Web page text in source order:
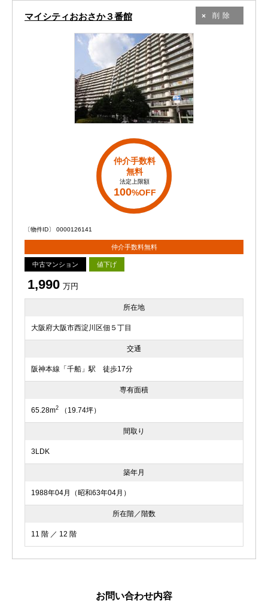
マイシティおおさか３番館 削除
仲介手数料
無料
法定上限額
100%OFF
〔物件ID〕 0000126141
仲介手数料無料
中古マンション 値下げ
1,990 万円
所在地
大阪府大阪市西淀川区佃５丁目
交通
阪神本線「千船」駅 徒歩17分
専有面積
65.28m2 （19.74坪）
間取り
3LDK
築年月
1988年04月（昭和63年04月）
所在階／階数
11 階 ／ 12 階
お問い合わせ内容